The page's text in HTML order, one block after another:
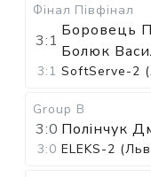
Фінал Півфінал
3:1
Боровець
Болюк
3:1 SoftServe-2
Group B
3:0 Полінчук
3:0 ELEKS-2